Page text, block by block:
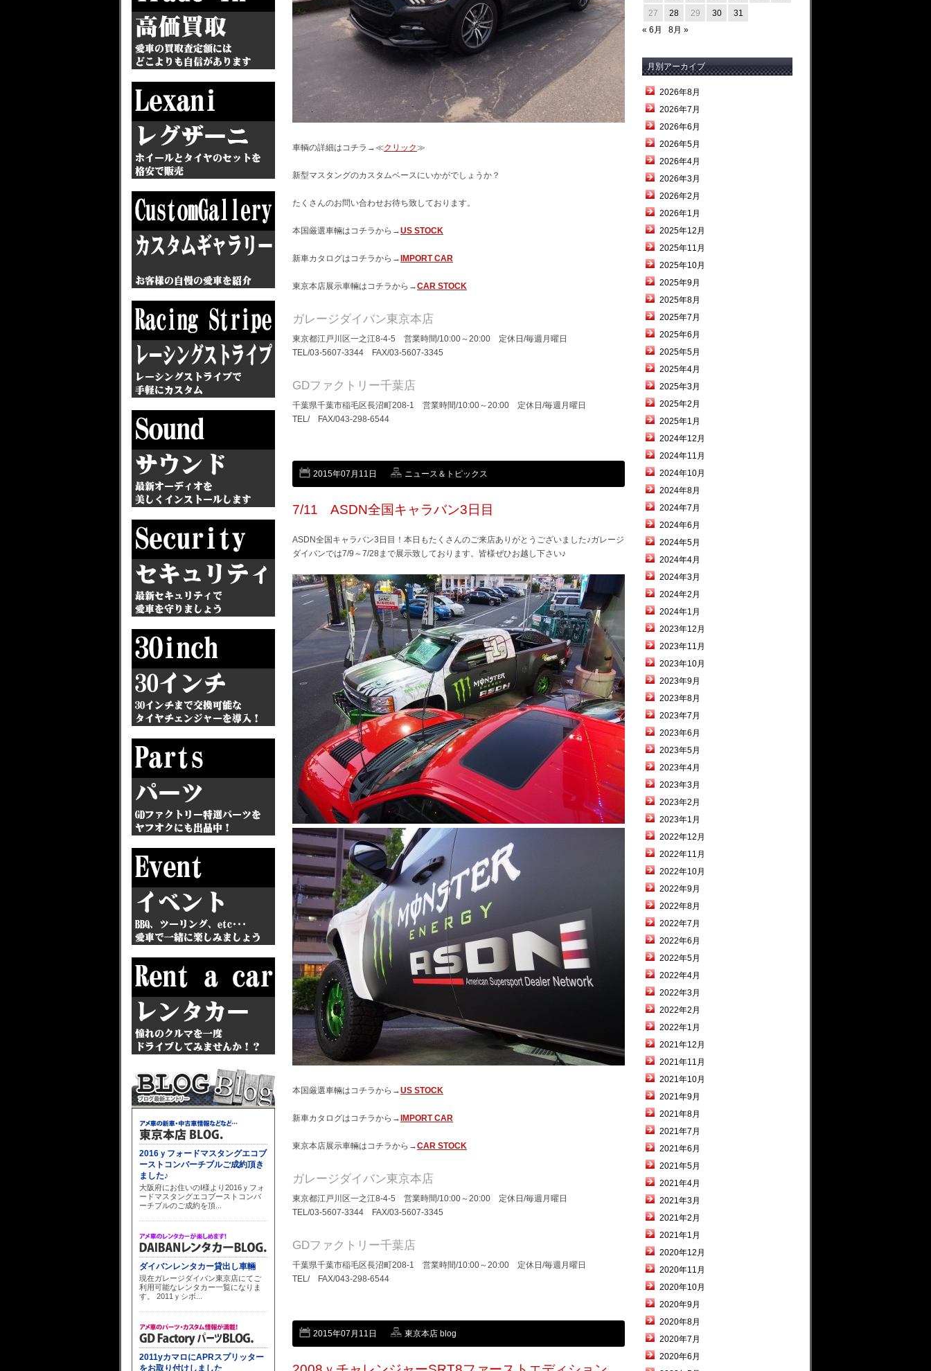
車輌の詳細はコチラ→≪クリック≫
新型マスタングのカスタムベースにいかがでしょうか？
たくさんのお問い合わせお待ち致しております。
本国厳選車輛はコチラから→US STOCK
新車カタログはコチラから→ IMPORT CAR
東京本店展示車輛はコチラから→CAR STOCK
ガレージダイバン東京本店
東京都江戸川区一之江8-4-5 営業時間/10:00～20:00 定休日/毎週月曜日
TEL/03-5607-3344 FAX/03-5607-3345
GDファクトリー千葉店
千葉県千葉市稲毛区長沼町208-1 営業時間/10:00～20:00 定休日/毎週月曜日
TEL/ FAX/043-298-6544
2015年07月11日 ニュース＆トピックス
7/11 ASDN全国キャラバン3日目
ASDN全国キャラバン3日目！本日もたくさんのご来店ありがとうございました♪ガレージ
ダイバンでは7/9～7/28まで展示致しております。皆様ぜひお越し下さい♪
本国厳選車輛はコチラから→US STOCK
新車カタログはコチラから→ IMPORT CAR
東京本店展示車輛はコチラから→CAR STOCK
ガレージダイバン東京本店
東京都江戸川区一之江8-4-5 営業時間/10:00～20:00 定休日/毎週月曜日
TEL/03-5607-3344 FAX/03-5607-3345
GDファクトリー千葉店
千葉県千葉市稲毛区長沼町208-1 営業時間/10:00～20:00 定休日/毎週月曜日
TEL/ FAX/043-298-6544
2015年07月11日 東京本店 blog
27
28 29 30
31
« 6月
8月 »
月別アーカイブ
2026年8月
2026年7月
2026年6月
2026年5月
2026年4月
2026年3月
2026年2月
2026年1月
2025年12月
2025年11月
2025年10月
2025年9月
2025年8月
2025年7月
2025年6月
2025年5月
2025年4月
2025年3月
2025年2月
2025年1月
2024年12月
2024年11月
2024年10月
2024年8月
2024年7月
2024年6月
2024年5月
2024年4月
2024年3月
2024年2月
2024年1月
2023年12月
2023年11月
2023年10月
2023年9月
2023年8月
2023年7月
2023年6月
2023年5月
2023年4月
2023年3月
2023年2月
2023年1月
2022年12月
2022年11月
2022年10月
2022年9月
2022年8月
2022年7月
2022年6月
2022年5月
2022年4月
2022年3月
2022年2月
2022年1月
2021年12月
2021年11月
2021年10月
2021年9月
2021年8月
2021年7月
2021年6月
2021年5月
2021年4月
2021年3月
2021年2月
2021年1月
2020年12月
2020年11月
2020年10月
2020年9月
2020年8月
2020年7月
2020年6月